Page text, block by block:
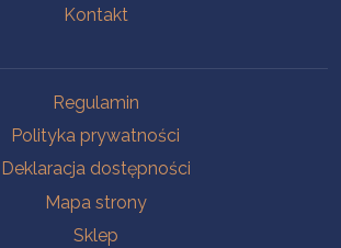
Kontakt
Regulamin
Polityka prywatności
Deklaracja dostępności
Mapa strony
Sklep